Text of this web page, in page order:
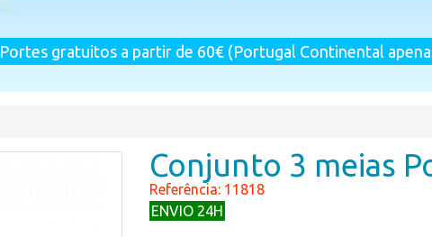
Portes gratuitos a partir de 60€ (Portugal Continental
Conjunto 3 meias
Referência: 11818
ENVIO 24H